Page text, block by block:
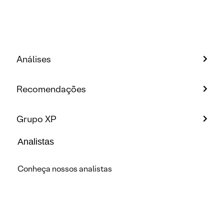
Análises
Recomendações
Grupo XP
Analistas
Conheça nossos analistas